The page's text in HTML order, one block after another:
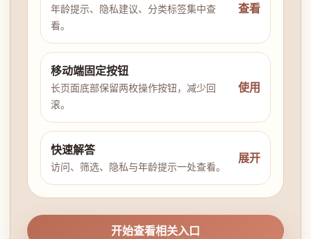
年龄提示、隐私建议、分类标签集中查
看。
查看
移动端固定按钮
长页面底部保留两枚操作按钮，减少回
滚。
使用
快速解答
访问、筛选、隐私与年龄提示一处查看。
展开
开始查看相关入口